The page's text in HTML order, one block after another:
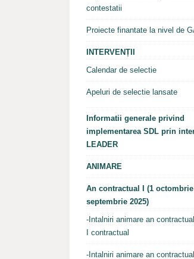
contestatii
Proiecte finantate la nivel de
INTERVENȚII
Calendar de selectie
Apeluri de selectie lansate
Informatii generale privind
implementarea SDL prin
LEADER
ANIMARE
An contractual I (1 octombrie
septembrie 2025)
-Intalniri animare an
I contractual
-Intalniri animare an